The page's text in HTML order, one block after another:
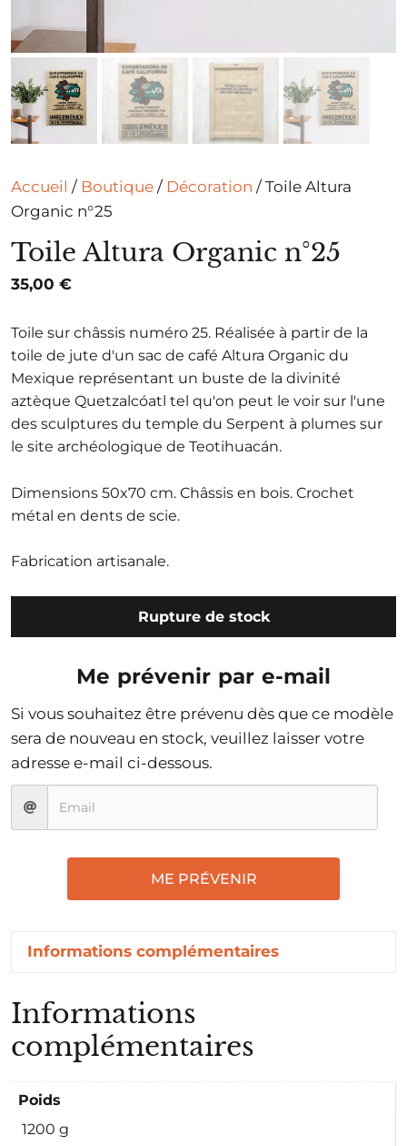
Accueil / Boutique / Décoration / Toile Altura
Organic n°25
Toile Altura Organic n°25
35,00 €
Toile sur châssis numéro 25. Réalisée à partir de la
toile de jute d'un sac de café Altura Organic du
Mexique représentant un buste de la divinité
aztèque Quetzalcóatl tel qu'on peut le voir sur l'une
des sculptures du temple du Serpent à plumes sur
le site archéologique de Teotihuacán.
Dimensions 50x70 cm. Châssis en bois. Crochet
métal en dents de scie.
Fabrication artisanale.
Rupture de stock
Me prévenir par e-mail
Si vous souhaitez être prévenu dès que ce modèle
sera de nouveau en stock, veuillez laisser votre
adresse e-mail ci-dessous.
ME PRÉVENIR
Informations complémentaires
Informations
complémentaires
Poids
1200 g